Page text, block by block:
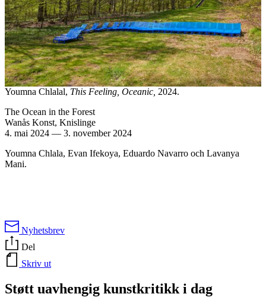
Youmna Chlalal, This Feeling, Oceanic, 2024.
The Ocean in the Forest
Wanås Konst, Knislinge
4. mai 2024 — 3. november 2024
Youmna Chlala, Evan Ifekoya, Eduardo Navarro och Lavanya
Mani.
Nyhetsbrev
Del
Skriv ut
Støtt uavhengig kunstkritikk i dag